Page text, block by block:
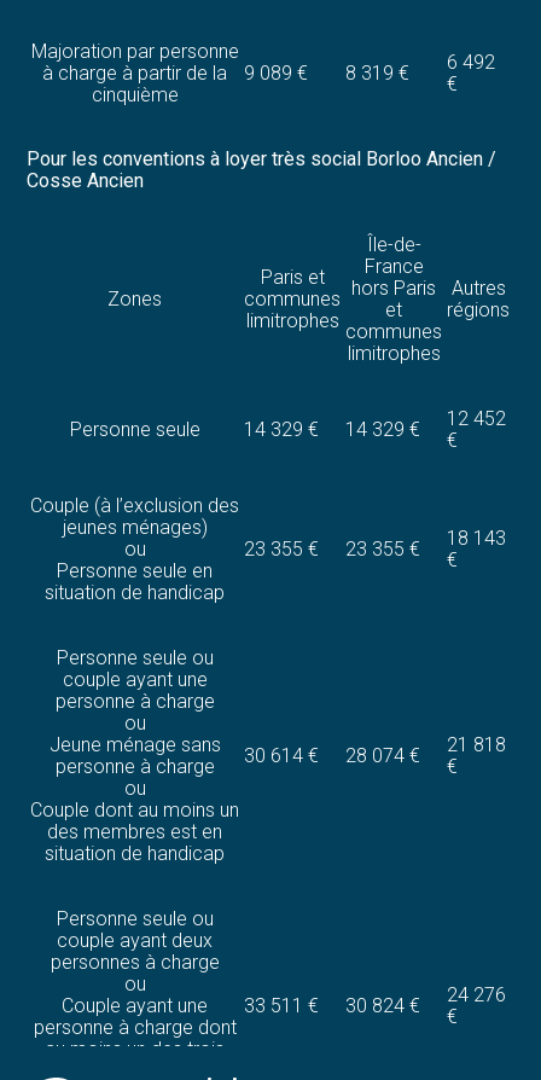
Majoration par personne
à charge à partir de la
cinquième
9 089 € 8 319 €
6 492
€
Pour les conventions à loyer très social Borloo Ancien /
Cosse Ancien
Zones
Paris et
communes
limitrophes
Île-de-
France
hors Paris
et
communes
limitrophes
Autres
régions
Personne seule 14 329 € 14 329 €
12 452
€
Couple (à l’exclusion des
jeunes ménages)
ou
Personne seule en
situation de handicap
23 355 € 23 355 €
18 143
€
Personne seule ou
couple ayant une
personne à charge
ou
Jeune ménage sans
personne à charge
ou
Couple dont au moins un
des membres est en
situation de handicap
30 614 € 28 074 €
21 818
€
Personne seule ou
couple ayant deux
personnes à charge
ou
Couple ayant une
personne à charge dont
au moins un des trois
33 511 € 30 824 €
24 276
€